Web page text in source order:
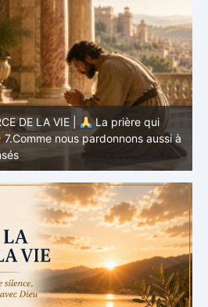
DE LA VIE |
La prière qui
6.Et pardonne-nous nos offenses